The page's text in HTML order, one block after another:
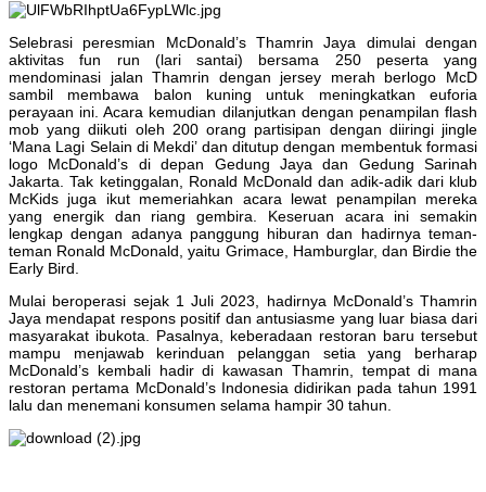
Selebrasi peresmian McDonald’s Thamrin Jaya dimulai dengan
aktivitas fun run (lari santai) bersama 250 peserta yang
mendominasi jalan Thamrin dengan jersey merah berlogo McD
sambil membawa balon kuning untuk meningkatkan euforia
perayaan ini. Acara kemudian dilanjutkan dengan penampilan flash
mob yang diikuti oleh 200 orang partisipan dengan diiringi jingle
‘Mana Lagi Selain di Mekdi’ dan ditutup dengan membentuk formasi
logo McDonald’s di depan Gedung Jaya dan Gedung Sarinah
Jakarta. Tak ketinggalan, Ronald McDonald dan adik-adik dari klub
McKids juga ikut memeriahkan acara lewat penampilan mereka
yang energik dan riang gembira. Keseruan acara ini semakin
lengkap dengan adanya panggung hiburan dan hadirnya teman-
teman Ronald McDonald, yaitu Grimace, Hamburglar, dan Birdie the
Early Bird.
Mulai beroperasi sejak 1 Juli 2023, hadirnya McDonald’s Thamrin
Jaya mendapat respons positif dan antusiasme yang luar biasa dari
masyarakat ibukota. Pasalnya, keberadaan restoran baru tersebut
mampu menjawab kerinduan pelanggan setia yang berharap
McDonald’s kembali hadir di kawasan Thamrin, tempat di mana
restoran pertama McDonald’s Indonesia didirikan pada tahun 1991
lalu dan menemani konsumen selama hampir 30 tahun.